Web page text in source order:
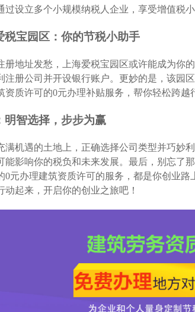
过设立多个小规模纳税人企业，享受增值税
税宝园区：你的节税小助手
册地址发愁，上海爱税宝园区或许能成为你
注册公司并开设银行账户。更妙的是，该
资质许可的0元办理补贴服务，帮你轻松跨越
明智选择，步步为赢
满机遇的土地上，正确选择公司类型并巧妙
能影响你的税负和未来发展。最后，别忘了
0元办理建筑资质许可的服务，都是你创业
动起来，开启你的创业之旅吧！